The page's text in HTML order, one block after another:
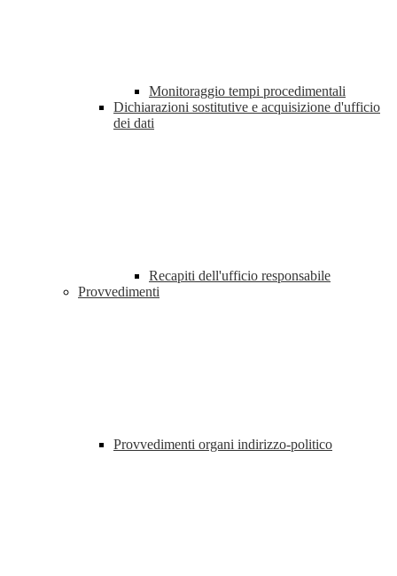
Monitoraggio tempi procedimentali
Dichiarazioni sostitutive e acquisizione d'ufficio
dei dati
Recapiti dell'ufficio responsabile
Provvedimenti
Provvedimenti organi indirizzo-politico